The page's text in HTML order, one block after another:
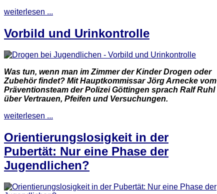
weiterlesen ...
Vorbild und Urinkontrolle
Was tun, wenn man im Zimmer der Kinder Drogen oder
Zubehör findet? Mit Hauptkommissar Jörg Arnecke vom
Präventionsteam der Polizei Göttingen sprach Ralf Ruhl
über Vertrauen, Pfeifen und Versuchungen.
weiterlesen ...
Orientierungslosigkeit in der
Pubertät: Nur eine Phase der
Jugendlichen?